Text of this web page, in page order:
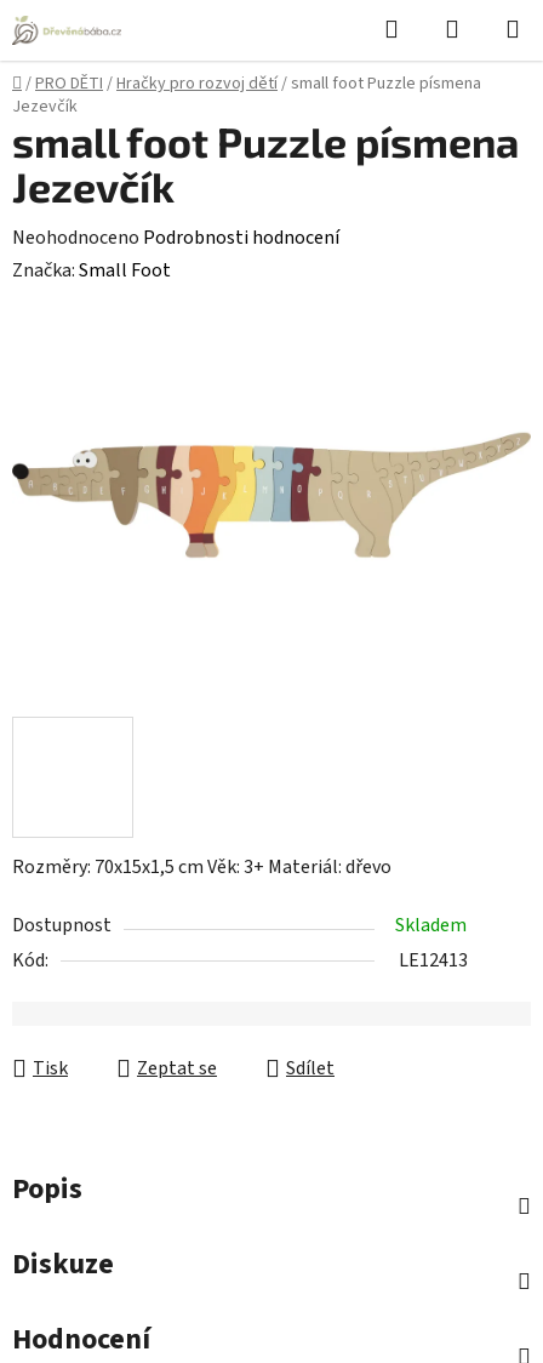
Přejít
na
obsah
Hledat
KOŠÍK
Domů
/PRO DĚTI/Hračky pro rozvoj dětí/small foot Puzzle písmena
Jezevčík
Rozměry: 70x15x1,5 cm Věk: 3+ Materiál: dřevo
Dostupnost
Skladem
Kód:
LE12413
Tisk Zeptat se Sdílet
small foot Puzzle písmena
Jezevčík
Průměrné
hodnocení
hvězdiček.
Neohodnoceno Podrobnosti hodnocení
Značka:Small Foot
Popis
Diskuze
Hodnocení